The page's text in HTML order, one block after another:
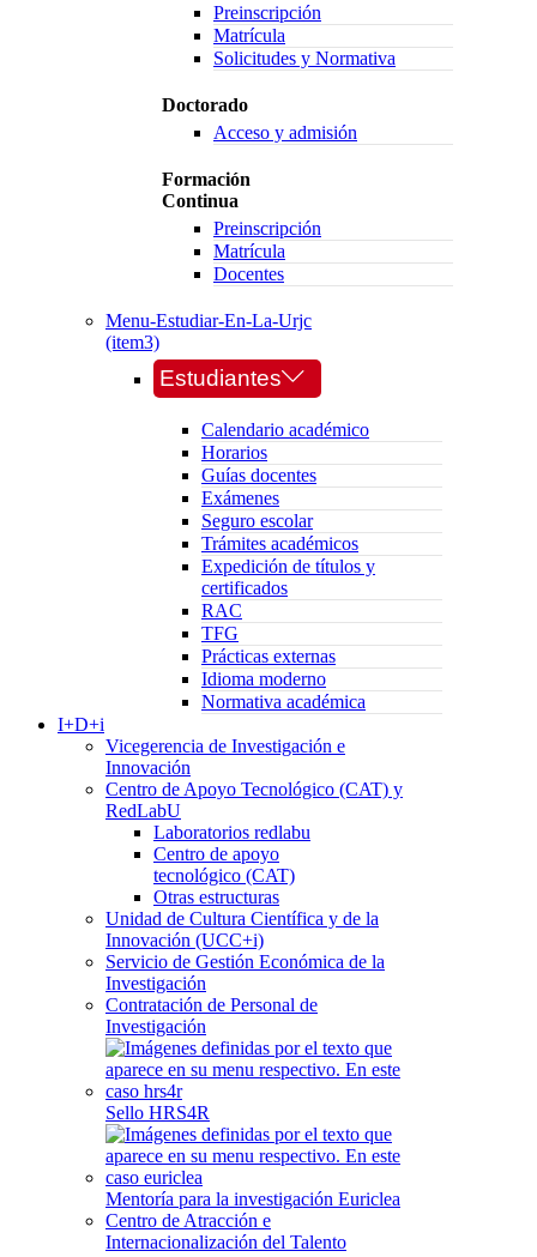
Preinscripción
Matrícula
Solicitudes y Normativa
Doctorado
Acceso y admisión
Formación
Continua
Preinscripción
Matrícula
Docentes
Menu-Estudiar-En-La-Urjc
(item3)
Estudiantes
Calendario académico
Horarios
Guías docentes
Exámenes
Seguro escolar
Trámites académicos
Expedición de títulos y
certificados
RAC
TFG
Prácticas externas
Idioma moderno
Normativa académica
I+D+i
Vicegerencia de Investigación e
Innovación
Centro de Apoyo Tecnológico (CAT) y
RedLabU
Laboratorios redlabu
Centro de apoyo
tecnológico (CAT)
Otras estructuras
Unidad de Cultura Científica y de la
Innovación (UCC+i)
Servicio de Gestión Económica de la
Investigación
Contratación de Personal de
Investigación
Sello HRS4R
Mentoría para la investigación Euriclea
Centro de Atracción e
Internacionalización del Talento